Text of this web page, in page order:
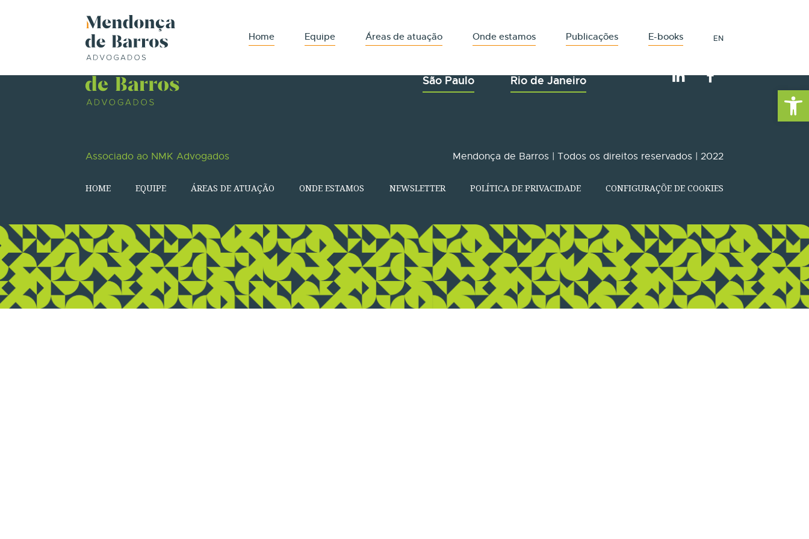
Barra de
Home Equipe Áreas de atuação Onde estamos Publicações E-books EN
São Paulo Rio de Janeiro
Associado ao NMK Advogados Mendonça de Barros | Todos os direitos reservados | 2022
HOME EQUIPE ÁREAS DE ATUAÇÃO ONDE ESTAMOS NEWSLETTER POLÍTICA DE PRIVACIDADE CONFIGURAÇÕE DE COOKIES